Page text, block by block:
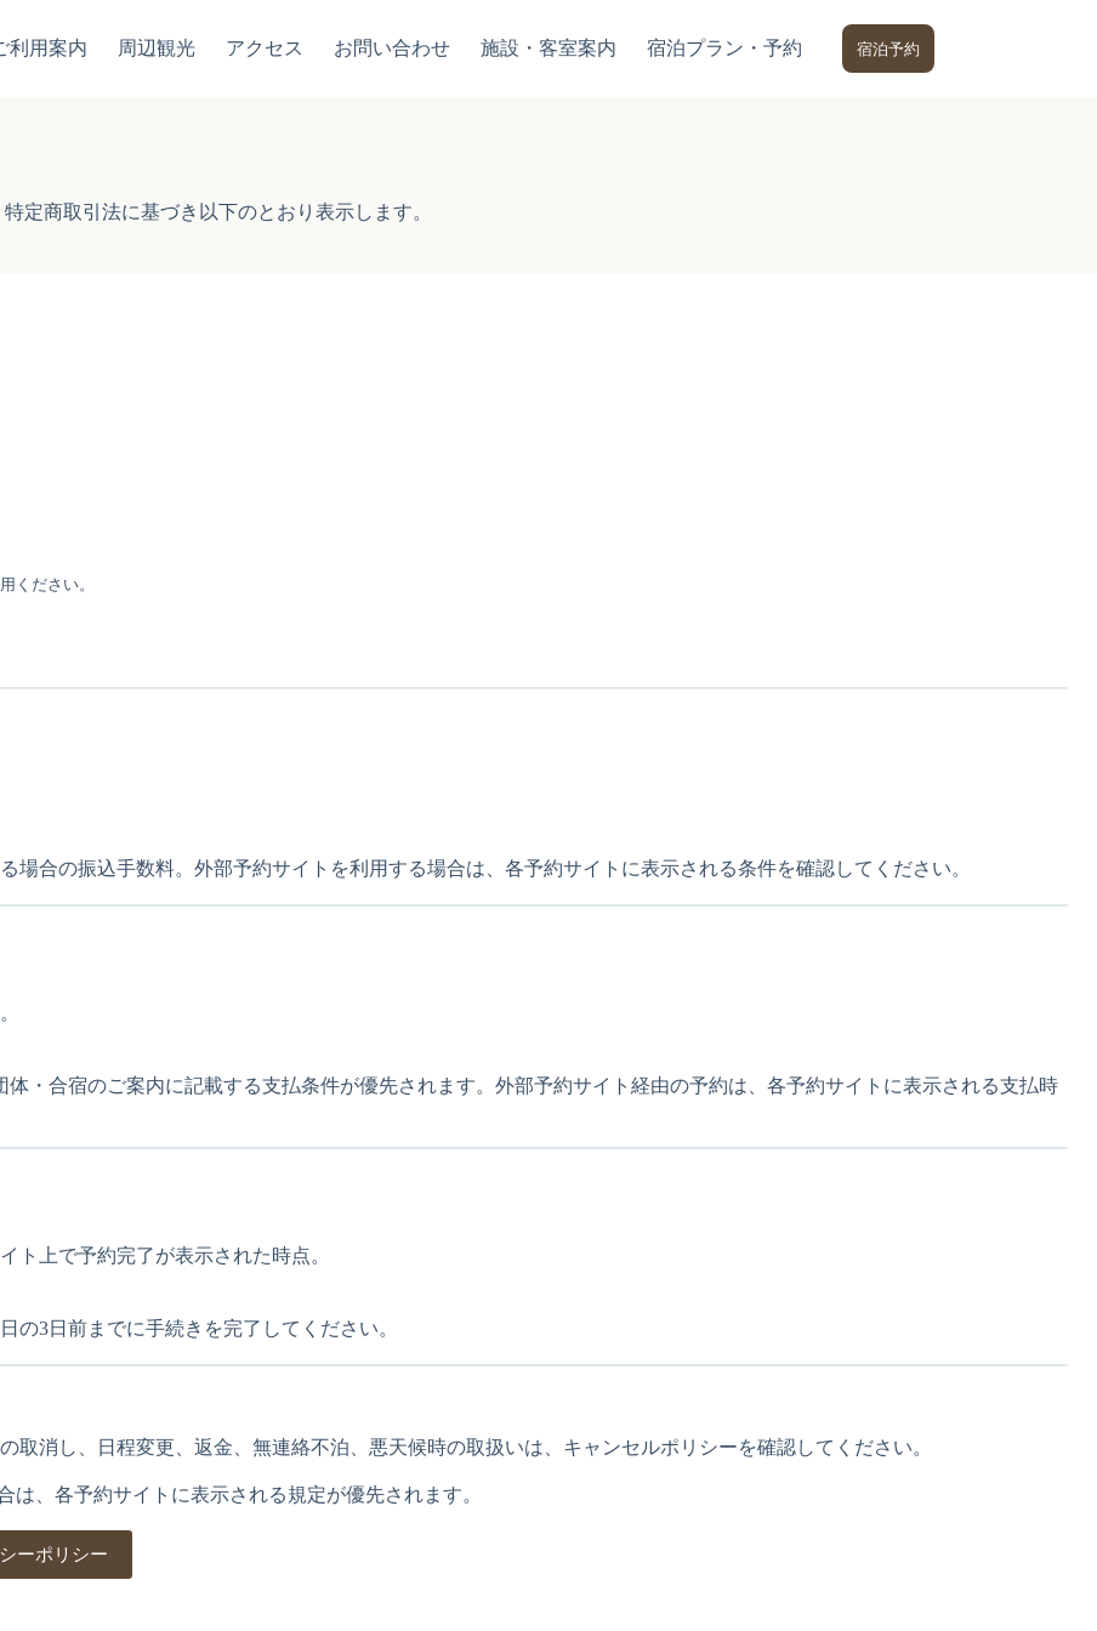
利用案内 周辺観光 アクセス お問い合わせ 施設・客室案内 宿泊プラン・予約 宿泊予約
定商取引法に基づき以下のとおり表示します。
ください。
合の振込手数料。外部予約サイトを利用する場合は、各予約サイトに表示される条件を確認してください。
・合宿のご案内に記載する支払条件が優先されます。外部予約サイト経由の予約は、各予約サイトに表示される支払時
ト上で予約完了が表示された時点。
の3日前までに手続きを完了してください。
消し、日程変更、返金、無連絡不泊、悪天候時の取扱いは、キャンセルポリシーを確認してください。
、各予約サイトに表示される規定が優先されます。
ーポリシー